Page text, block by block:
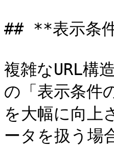
## **表示条
複雑なURL
の「表示条件
を大幅に向上
ータを扱う場